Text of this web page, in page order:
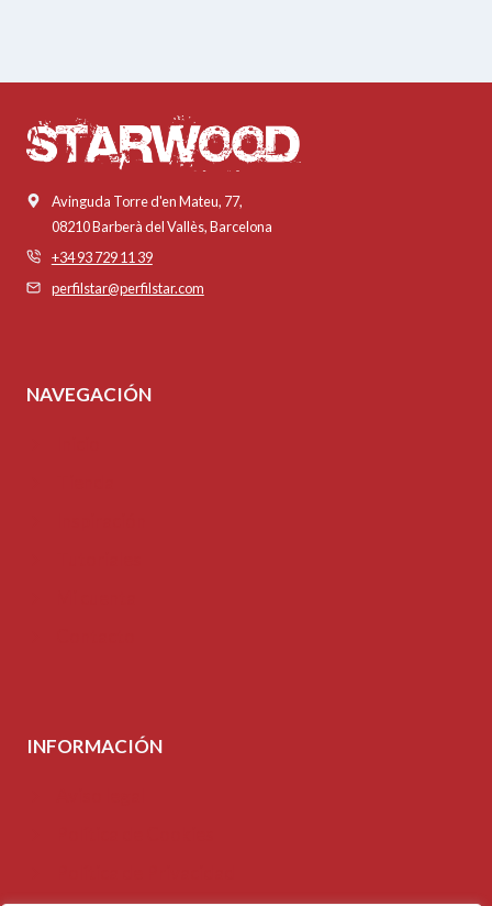
Avinguda Torre d'en Mateu, 77,
08210 Barberà del Vallès, Barcelona
+34 93 729 11 39
perfilstar@perfilstar.com
NAVEGACIÓN
INFORMACIÓN